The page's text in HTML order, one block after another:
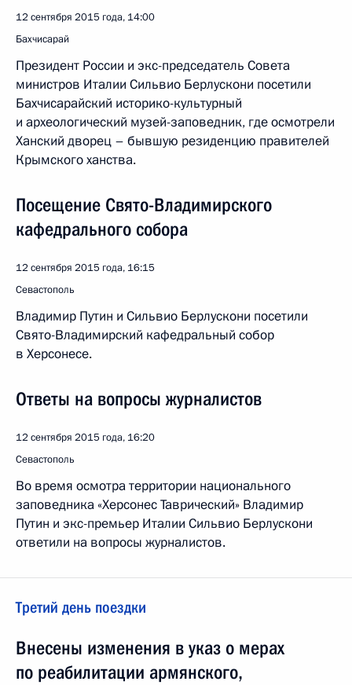
12 сентября 2015 года, 14:00
Бахчисарай
Президент России и экс-председатель Совета
министров Италии Сильвио Берлускони посетили
Бахчисарайский историко-культурный
и археологический музей-заповедник, где осмотрели
Ханский дворец – бывшую резиденцию правителей
Крымского ханства.
Посещение Свято-Владимирского
кафедрального собора
12 сентября 2015 года, 16:15
Севастополь
Владимир Путин и Сильвио Берлускони посетили
Свято-Владимирский кафедральный собор
в Херсонесе.
Ответы на вопросы журналистов
12 сентября 2015 года, 16:20
Севастополь
Во время осмотра территории национального
заповедника «Херсонес Таврический» Владимир
Путин и экс-премьер Италии Сильвио Берлускони
ответили на вопросы журналистов.
Третий день поездки
Внесены изменения в указ о мерах
по реабилитации армянского,